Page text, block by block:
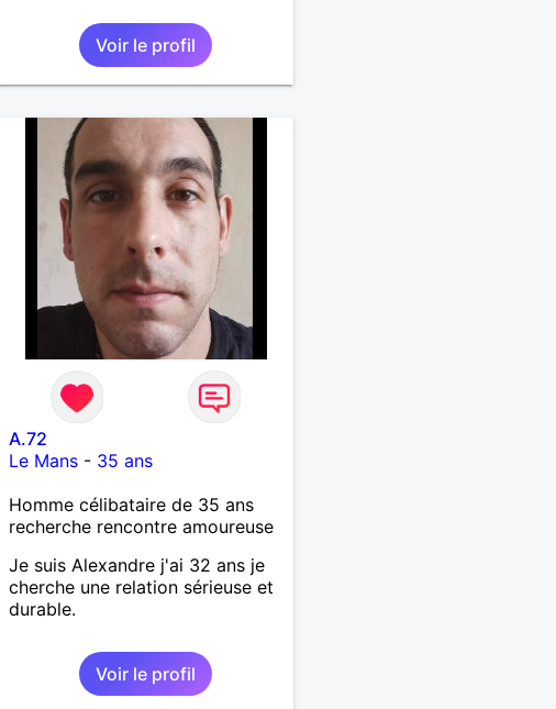
Voir le profil
A.72
Le Mans - 35 ans
Homme célibataire de 35 ans
recherche rencontre amoureuse
Je suis Alexandre j'ai 32 ans je
cherche une relation sérieuse et
durable.
Voir le profil